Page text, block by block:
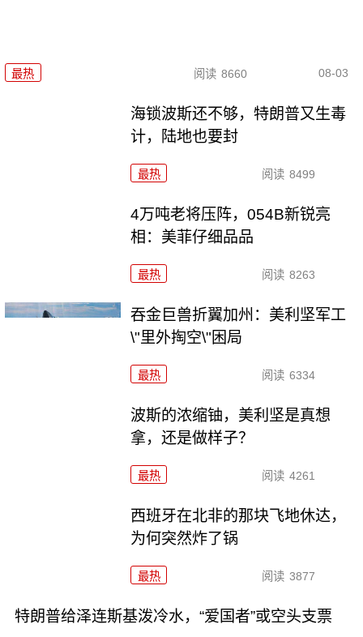
最热 阅读 8660 08-03
海锁波斯还不够，特朗普又生毒
计，陆地也要封
最热 阅读 8499
4万吨老将压阵，054B新锐亮
相：美菲仔细品品
最热 阅读 8263
吞金巨兽折翼加州：美利坚军工
\"里外掏空\"困局
最热 阅读 6334
波斯的浓缩铀，美利坚是真想
拿，还是做样子？
最热 阅读 4261
西班牙在北非的那块飞地休达，
为何突然炸了锅
最热 阅读 3877
特朗普给泽连斯基泼冷水，“爱国者”或空头支票